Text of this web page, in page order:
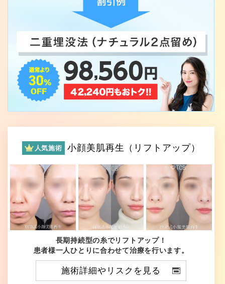
人気施術 小顔美肌再生（リフトアップ）
長期持続型の糸でリフトアップ！
患者様一人ひとりに合わせて治療を行います。
施術詳細やリスクを見る